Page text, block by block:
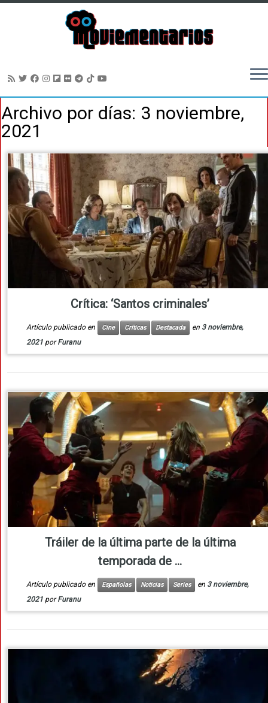
al
contenido
Archivo por días: 3 noviembre,
2021
Crítica: ‘Santos criminales’
Artículo publicado en Cine Críticas Destacada en 3 noviembre,
2021 porFuranu
Tráiler de la última parte de la última
temporada de ...
Artículo publicado en Españolas Noticias Series en 3 noviembre,
2021 porFuranu